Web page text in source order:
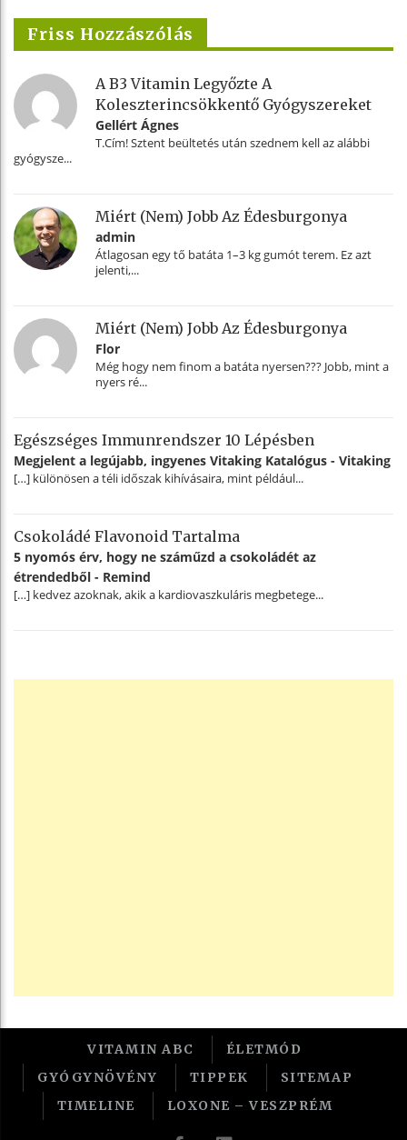
Friss Hozzászólás
A B3 Vitamin Legyőzte A
Koleszterincsökkentő Gyógyszereket
Gellért Ágnes
T.Cím! Sztent beültetés után szednem kell az alábbi
gyógysze...
Miért (nem) Jobb Az Édesburgonya
admin
Átlagosan egy tő batáta 1–3 kg gumót terem. Ez azt
jelenti,...
Miért (nem) Jobb Az Édesburgonya
Flor
Még hogy nem finom a batáta nyersen??? Jobb, mint a
nyers ré...
Egészséges Immunrendszer 10 Lépésben
Megjelent a legújabb, ingyenes Vitaking Katalógus - Vitaking
[…] különösen a téli időszak kihívásaira, mint például...
Csokoládé Flavonoid Tartalma
5 nyomós érv, hogy ne száműzd a csokoládét az
étrendedből - Remind
[…] kedvez azoknak, akik a kardiovaszkuláris megbetege...
VITAMIN ABC
ÉLETMÓD
GYÓGYNÖVÉNY
TIPPEK
SITEMAP
TIMELINE
LOXONE – VESZPRÉM